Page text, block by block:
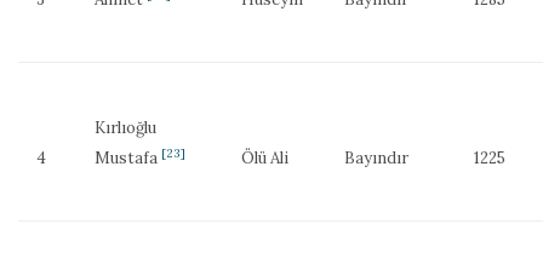
4
Kırlıoğlu
Mustafa [23] Ölü Ali Bayındır 1225